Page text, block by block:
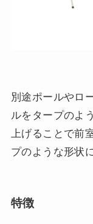
別途ポールやロ
ルをタープのよ
上げることで前
プのような形状
特徴